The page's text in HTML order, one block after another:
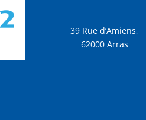
39 Rue d’Amiens,
62000 Arras